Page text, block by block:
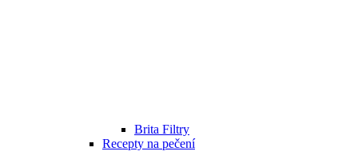
Brita Filtry
Recepty na pečení